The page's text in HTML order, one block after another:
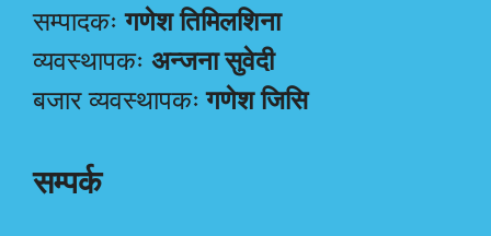
सम्पादकःगणेश तिमिलशिना
व्यवस्थापकः अन्जना सुवेदी
बजार व्यवस्थापकः गणेश जिसि
सम्पर्क